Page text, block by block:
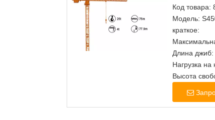
Код товара:
Модель:
краткое:
Длина
Нагрузка на
Высота